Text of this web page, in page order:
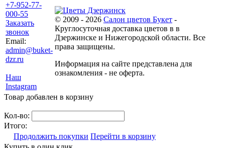
+7-952-77-
000-55
Заказать
звонок
Email:
admin@buket-
dzr.ru
Наш
Instagram
© 2009 - 2026 Салон цветов Букет -
Круглосуточная доставка цветов в в
Дзержинске и Нижегородской области. Все
права защищены.
Информация на сайте представлена для
ознакомления - не оферта.
Товар добавлен в корзину
Кол-во:
Итого:
Продолжить покупки Перейти в корзину